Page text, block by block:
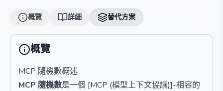
概覽 詳細 替代方案
概覽
MCP 隨機數概述
MCP 隨機數是一個 [MCP (模型上下文協議)]-相容的